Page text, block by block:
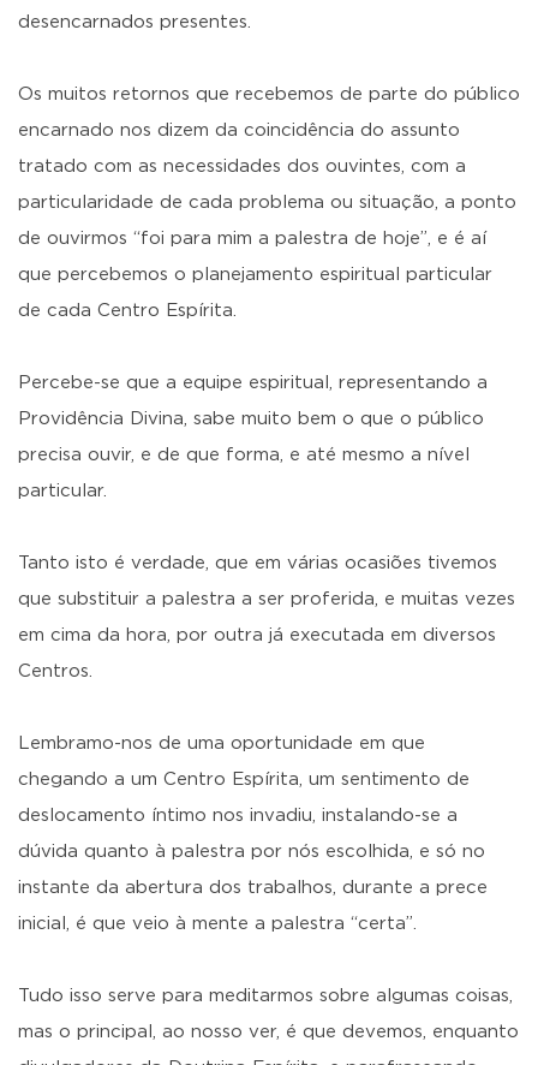
desencarnados presentes.
Os muitos retornos que recebemos de parte do público
encarnado nos dizem da coincidência do assunto
tratado com as necessidades dos ouvintes, com a
particularidade de cada problema ou situação, a ponto
de ouvirmos “foi para mim a palestra de hoje”, e é aí
que percebemos o planejamento espiritual particular
de cada Centro Espírita.
Percebe-se que a equipe espiritual, representando a
Providência Divina, sabe muito bem o que o público
precisa ouvir, e de que forma, e até mesmo a nível
particular.
Tanto isto é verdade, que em várias ocasiões tivemos
que substituir a palestra a ser proferida, e muitas vezes
em cima da hora, por outra já executada em diversos
Centros.
Lembramo-nos de uma oportunidade em que
chegando a um Centro Espírita, um sentimento de
deslocamento íntimo nos invadiu, instalando-se a
dúvida quanto à palestra por nós escolhida, e só no
instante da abertura dos trabalhos, durante a prece
inicial, é que veio à mente a palestra “certa”.
Tudo isso serve para meditarmos sobre algumas coisas,
mas o principal, ao nosso ver, é que devemos, enquanto